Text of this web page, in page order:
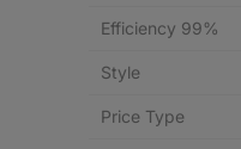
Efficiency 99%
Style
Price Type